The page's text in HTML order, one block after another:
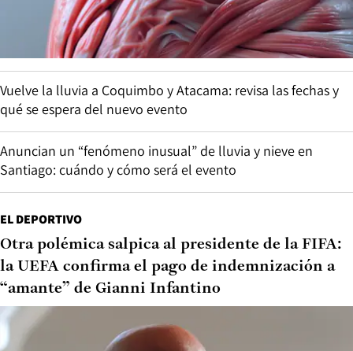
Vuelve la lluvia a Coquimbo y Atacama: revisa las fechas y
qué se espera del nuevo evento
Anuncian un “fenómeno inusual” de lluvia y nieve en
Santiago: cuándo y cómo será el evento
EL DEPORTIVO
Otra polémica salpica al presidente de la FIFA:
la UEFA confirma el pago de indemnización a
“amante” de Gianni Infantino